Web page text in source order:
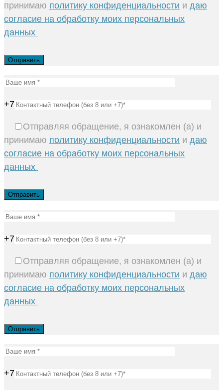
принимаю политику конфиденциальности и даю
согласие на обработку моих персональных
данных
+7
Отправляя обращение, я ознакомлен (а) и
принимаю политику конфиденциальности и даю
согласие на обработку моих персональных
данных
+7
Отправляя обращение, я ознакомлен (а) и
принимаю политику конфиденциальности и даю
согласие на обработку моих персональных
данных
+7